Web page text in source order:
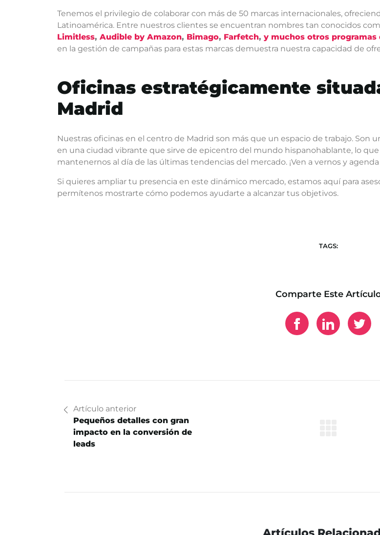
Tenemos el privilegio de colaborar con más de 50 marcas internacionales,
Latinoamérica. Entre nuestros clientes se encuentran nombres tan conocidos
Limitless, Audible by Amazon, Bimago, Farfetch, y muchos otros
en la gestión de campañas para estas marcas demuestra nuestra capacidad de
Oficinas estratégicamente
Madrid
Nuestras oficinas en el centro de Madrid son más que un espacio de trabajo. Son
en una ciudad vibrante que sirve de epicentro del mundo hispanohablante, lo
mantenernos al día de las últimas tendencias del mercado. ¡Ven a vernos y
Si quieres ampliar tu presencia en este dinámico mercado, estamos aquí para
permítenos mostrarte cómo podemos ayudarte a alcanzar tus objetivos.
TAGS:
Comparte Este
Artículo anterior
Pequeños detalles con gran
impacto en la conversión de
leads